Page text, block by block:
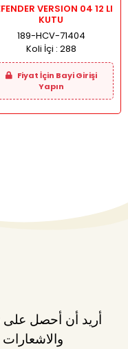
VERSION 04 12 LI
KUTU
189-HCV-71404
Koli İçi : 288
Fiyat İçin Bayi Girişi
Yapın
أريد أن أحصل على